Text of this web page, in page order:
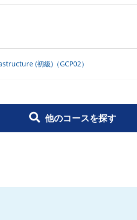
(初級)（GCP02）
他のコースを探す